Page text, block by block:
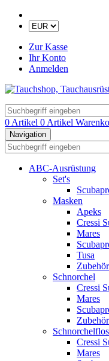
Zur Kasse
Ihr Konto
Anmelden
0 Artikel 0 Artikel
Navigation
ABC-Ausrüstung
Set's
Masken
Apeks
Cressi
Mares
Tusa
Zubehör
Schnorchel
Cressi
Mares
Zubehör
Cressi
Mares